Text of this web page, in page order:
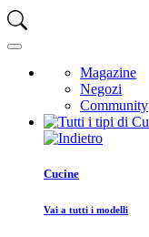
Magazine
Negozi
Community
Cucine
Vai a tutti i modelli